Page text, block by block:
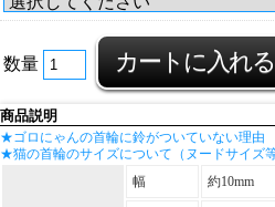
数量
商品説明
★ゴロにゃんの首輪に鈴がついていない理由
★猫の首輪のサイズについて（ヌードサイズ等
幅 約10mm